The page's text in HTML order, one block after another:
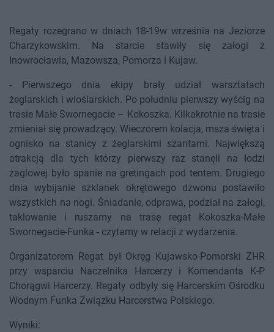
Regaty rozegrano w dniach 18-19w września na Jeziorze
Charzykowskim. Na starcie stawiły się załogi z
Inowrocławia, Mazowsza, Pomorza i Kujaw.
- Pierwszego dnia ekipy brały udział warsztatach
żeglarskich i wioślarskich. Po południu pierwszy wyścig na
trasie Małe Swornegacie – Kokoszka. Kilkakrotnie na trasie
zmieniał się prowadzący. Wieczorem kolacja, msza święta i
ognisko na stanicy z żeglarskimi szantami. Największą
atrakcją dla tych którzy pierwszy raz stanęli na łodzi
żaglowej było spanie na gretingach pod tentem. Drugiego
dnia wybijanie szklanek okrętowego dzwonu postawiło
wszystkich na nogi. Śniadanie, odprawa, podział na załogi,
taklowanie i ruszamy na trasę regat Kokoszka-Małe
Swornegacie-Funka - czytamy w relacji z wydarzenia.
Organizatorem Regat był Okręg Kujawsko-Pomorski ZHR
przy wsparciu Naczelnika Harcerzy i Komendanta K-P
Chorągwi Harcerzy. Regaty odbyły się Harcerskim Ośrodku
Wodnym Funka Związku Harcerstwa Polskiego.
Wyniki: